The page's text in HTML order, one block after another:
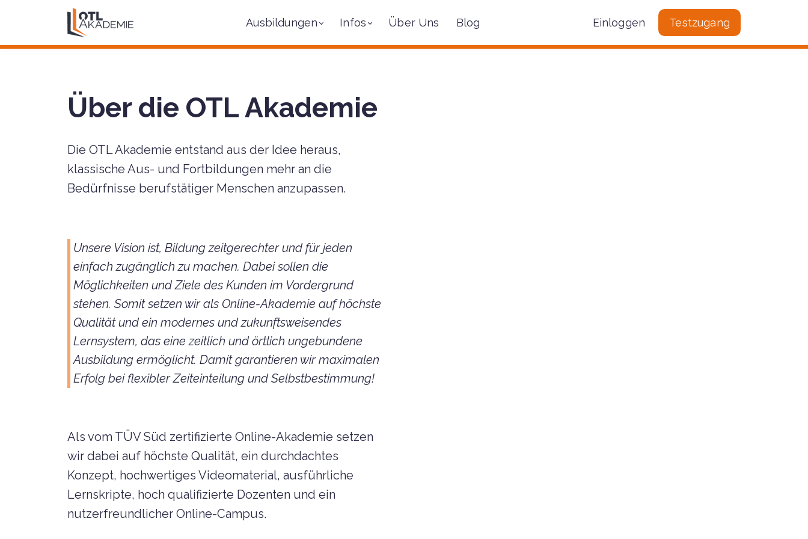
Ausbildungen Infos Über Uns Blog Einloggen Testzugang
Über die OTL Akademie
Die OTL Akademie entstand aus der Idee heraus,
klassische Aus- und Fortbildungen mehr an die
Bedürfnisse berufstätiger Menschen anzupassen.
Unsere Vision ist, Bildung zeitgerechter und für jeden
einfach zugänglich zu machen. Dabei sollen die
Möglichkeiten und Ziele des Kunden im Vordergrund
stehen. Somit setzen wir als Online-Akademie auf höchste
Qualität und ein modernes und zukunftsweisendes
Lernsystem, das eine zeitlich und örtlich ungebundene
Ausbildung ermöglicht. Damit garantieren wir maximalen
Erfolg bei flexibler Zeiteinteilung und Selbstbestimmung!
Als vom TÜV Süd zertifizierte Online-Akademie setzen
wir dabei auf höchste Qualität, ein durchdachtes
Konzept, hochwertiges Videomaterial, ausführliche
Lernskripte, hoch qualifizierte Dozenten und ein
nutzerfreundlicher Online-Campus.